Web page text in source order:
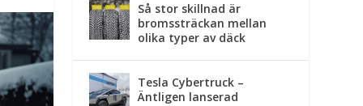
Så stor skillnad är
bromssträckan mellan
olika typer av däck
Tesla Cybertruck –
Äntligen lanserad